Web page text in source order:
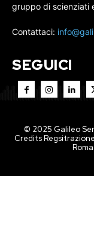
gruppo di scienziati
Contattaci:
SEGUICI
© 2025 Galileo
Credits
Roma